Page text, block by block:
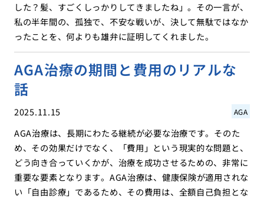
した？髪、すごくしっかりしてきましたね」。その一言が、
私の半年間の、孤独で、不安な戦いが、決して無駄ではなか
ったことを、何よりも雄弁に証明してくれました。
AGA治療の期間と費用のリアルな
話
2025.11.15 AGA
AGA治療は、長期にわたる継続が必要な治療です。そのた
め、その効果だけでなく、「費用」という現実的な問題と、
どう向き合っていくかが、治療を成功させるための、非常に
重要な要素となります。AGA治療は、健康保険が適用されな
い「自由診療」であるため、その費用は、全額自己負担とな